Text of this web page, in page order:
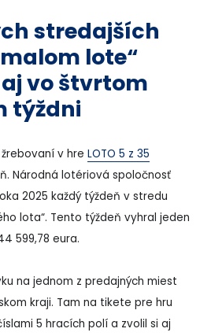
stredajších
lote“
vo štvrtom
týždni
v hre LOTO 5 z 35
Národná lotériová spoločnosť
2025 každý týždeň v stredu
lota“. Tento týždeň vyhral jeden
599,78 eura.
na jednom z predajných miest
kraji. Tam na tikete pre hru
5 hracích polí a zvolil si aj